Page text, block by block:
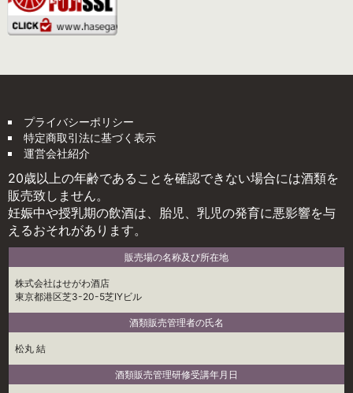
プライバシーポリシー
特定商取引法に基づく表示
運営会社紹介
20歳以上の年齢であることを確認できない場合には酒類を
販売致しません。
妊娠中や授乳期の飲酒は、胎児、乳児の発育に悪影響を与
えるおそれがあります。
販売場の名称及び所在地
株式会社はせがわ酒店
東京都港区芝3-20-5芝IYビル
酒類販売管理者の氏名
松丸 結
酒類販売管理研修受講年月日